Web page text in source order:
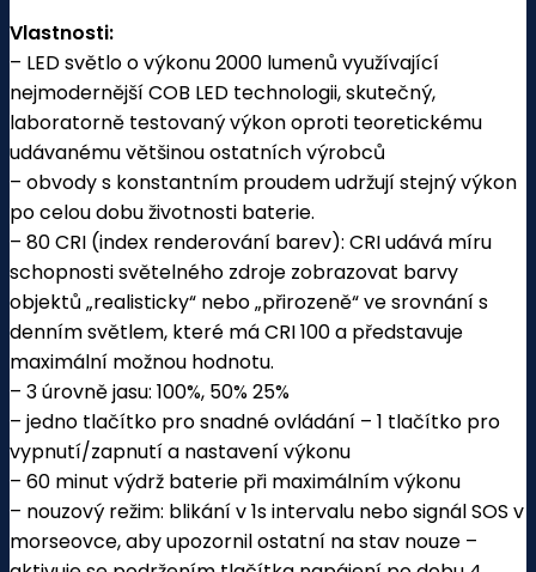
Vlastnosti:
– LED světlo o výkonu 2000 lumenů využívající
nejmodernější COB LED technologii, skutečný,
laboratorně testovaný výkon oproti teoretickému
udávanému většinou ostatních výrobců
– obvody s konstantním proudem udržují stejný výkon
po celou dobu životnosti baterie.
– 80 CRI (index renderování barev): CRI udává míru
schopnosti světelného zdroje zobrazovat barvy
objektů „realisticky“ nebo „přirozeně“ ve srovnání s
denním světlem, které má CRI 100 a představuje
maximální možnou hodnotu.
– 3 úrovně jasu: 100%, 50% 25%
– jedno tlačítko pro snadné ovládání – 1 tlačítko pro
vypnutí/zapnutí a nastavení výkonu
– 60 minut výdrž baterie při maximálním výkonu
– nouzový režim: blikání v 1s intervalu nebo signál SOS v
morseovce, aby upozornil ostatní na stav nouze –